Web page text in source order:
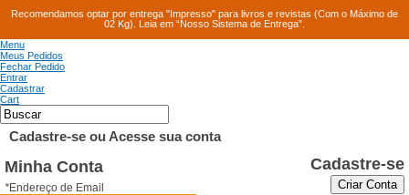
Recomendamos optar por entrega "Impresso" para livros e revistas (Com o Máximo de
02 Kg). Leia em “Nosso Sistema de Entrega”.
Menu
Meus Pedidos
Fechar Pedido
Entrar
Cadastrar
Cart
Cadastre-se ou Acesse sua conta
Minha Conta
*Endereço de Email
Cadastre-se
Criar Conta